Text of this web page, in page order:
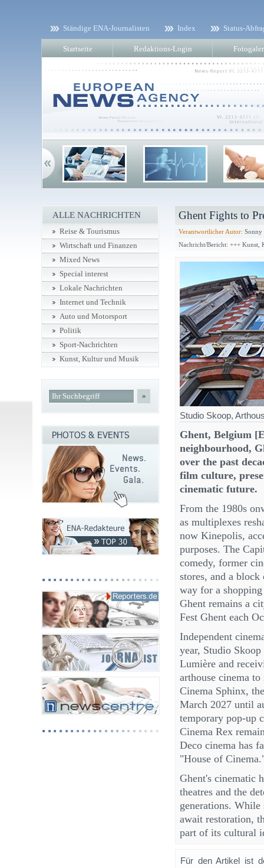
Ständige ENA-Journalisten Index Status-
Startseite Redaktions-Login
Ghent Fights to
Verantwortlicher Autor: Sonny
Nachricht/Bericht: +++ Kunst,
Studio Skoop,
Ghent, Belgium
neighbourhood,
over the past
film culture,
cinematic future.
From the 1980s
as multiplexes
now Kinepolis,
purposes. The
comedy, former
stores, and a block
way for a
Ghent remains a
Fest Ghent each
Independent
year, Studio
Lumière and
arthouse cinema
Cinema Sphinx,
March 2027 until
temporary pop-up
Cinema Rex
Deco cinema has
"House of
Ghent's cinematic
theatres and the
generations.
await restoration,
part of its cultural
Für den Artikel ist
ALLE NACHRICHTEN
Reise & Tourismus
Wirtschaft und Finanzen
Mixed News
Special interest
Lokale Nachrichten
Internet und Technik
Auto und Motorsport
Politik
Sport-Nachrichten
Kunst, Kultur und Musik
»